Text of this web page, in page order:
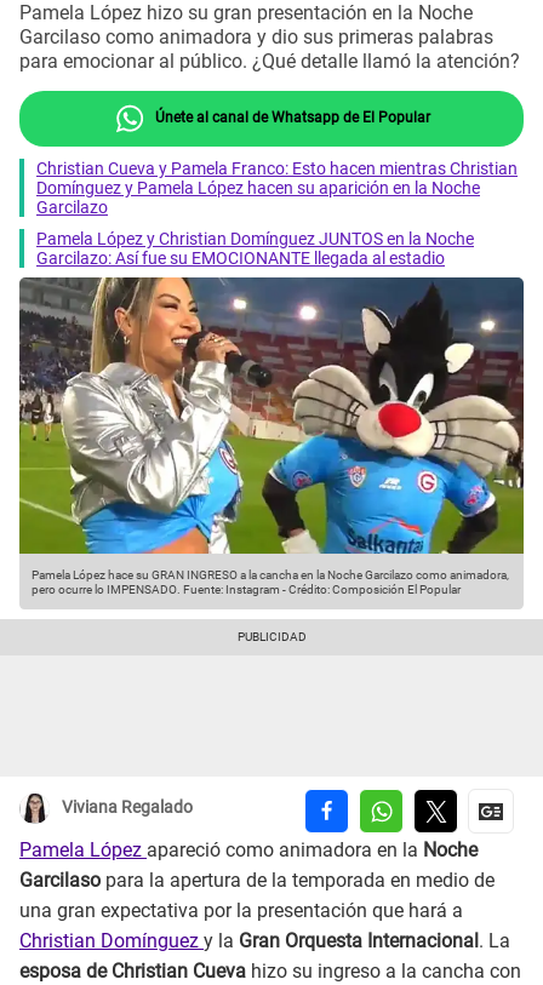
Pamela López hizo su gran presentación en la Noche
Garcilaso como animadora y dio sus primeras palabras
para emocionar al público. ¿Qué detalle llamó la atención?
Únete al canal de Whatsapp de El Popular
Christian Cueva y Pamela Franco: Esto hacen mientras Christian
Domínguez y Pamela López hacen su aparición en la Noche
Garcilazo
Pamela López y Christian Domínguez JUNTOS en la Noche
Garcilazo: Así fue su EMOCIONANTE llegada al estadio
Pamela López hace su GRAN INGRESO a la cancha en la Noche Garcilazo como animadora,
pero ocurre lo IMPENSADO. Fuente: Instagram -Crédito: Composición El Popular
Viviana Regalado
Pamela López apareció como animadora en la Noche
Garcilaso para la apertura de la temporada en medio de
una gran expectativa por la presentación que hará a
Christian Domínguez y la Gran Orquesta Internacional . La
esposa de Christian Cueva hizo su ingreso a la cancha con